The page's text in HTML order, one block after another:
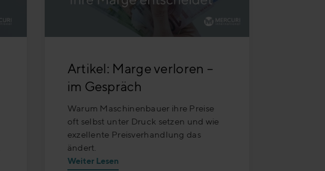
Artikel: Marge verloren –
im Gespräch
Warum Maschinenbauer ihre Preise
oft selbst unter Druck setzen und wie
exzellente Preisverhandlung das
ändert.
Weiter Lesen